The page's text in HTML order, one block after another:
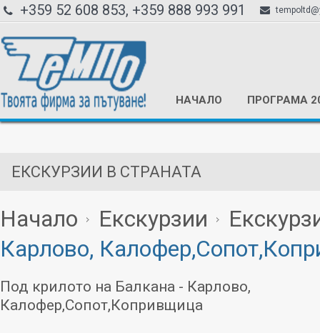
+359 52 608 853, +359 888 993 991
НАЧАЛО ПРОГРАМА
ЕКСКУРЗИИ В СТРАНАТА
Начало Екскурзии
Карлово,
Под крилото на Балкана - Карлово,
Калофер,Сопот,Копривщица